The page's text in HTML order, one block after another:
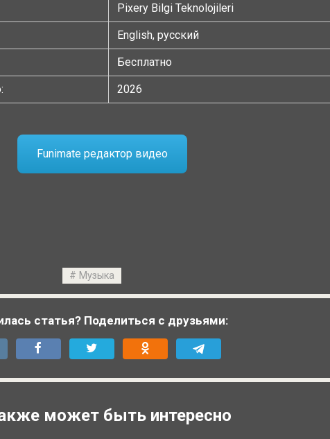
Pixery Bilgi Teknolojileri
English, русский
Бесплатно
2026
Funimate редактор видео
Музыка
статья? Поделиться с друзьями:
может быть интересно